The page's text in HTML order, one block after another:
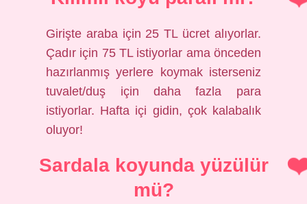
Girişte araba için 25 TL ücret alıyorlar.
Çadır için 75 TL istiyorlar ama önceden
hazırlanmış yerlere koymak isterseniz
tuvalet/duş için daha fazla para
istiyorlar. Hafta içi gidin, çok kalabalık
oluyor!
Sardala koyunda yüzülür
mü?